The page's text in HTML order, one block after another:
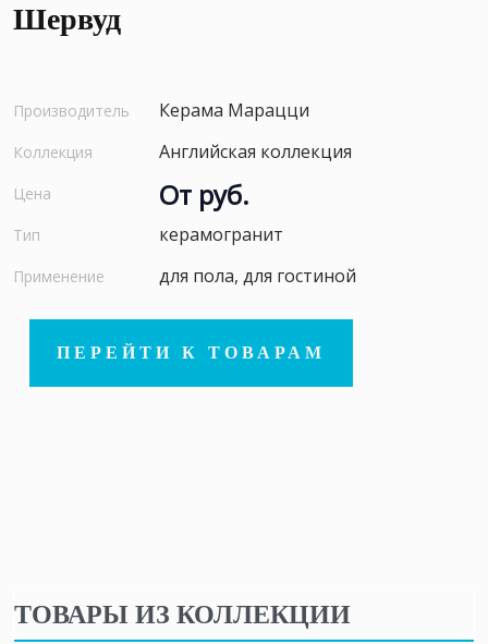
Шервуд
Производитель Керама Марацци
Коллекция Английская коллекция
Цена От руб.
Тип керамогранит
Применение для пола, для гостиной
ПЕРЕЙТИ К ТОВАРАМ
ТОВАРЫ ИЗ КОЛЛЕКЦИИ